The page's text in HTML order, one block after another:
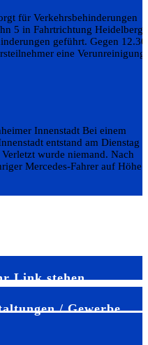
für Verkehrsbehinderungen
5 in Fahrtrichtung Heidelberg
geführt. Gegen 12.30
eine Verunreinigung
Innenstadt Bei einem
entstand am Dienstag
wurde niemand. Nach
Mercedes-Fahrer auf Höhe
Link stehen
/ Gewerbe